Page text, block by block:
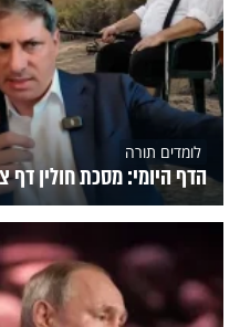
לומדים תורה
הדף היומי: מסכת חולין דף